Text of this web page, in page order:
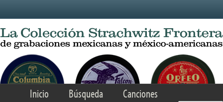
Inicio Búsqueda
Canciones